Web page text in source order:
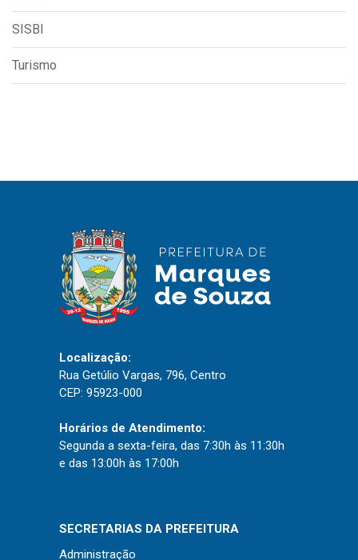
SISBI
Turismo
Localização:
Rua Getúlio Vargas, 796, Centro
CEP: 95923-000
Horários de Atendimento:
Segunda a sexta-feira, das 7:30h às 11:30h
e das 13:00h às 17:00h
SECRETARIAS DA PREFEITURA
Administração